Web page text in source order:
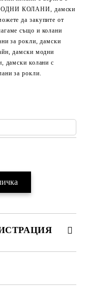
КОЛАНИ, дамски
да закупите от
също и колани
за рокли, дамски
дамски модни
дамски колани с
за рокли.